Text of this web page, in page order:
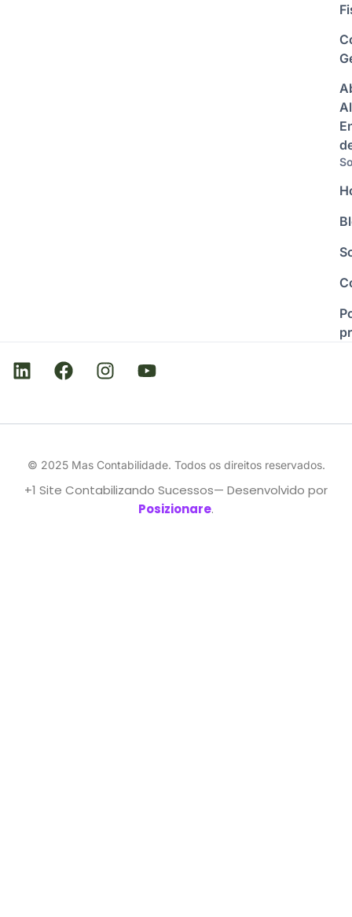
© 2025 Mas Contabilidade. Todos os direitos reservados.
+1 Site Contabilizando Sucessos— Desenvolvido por
Posizionare.